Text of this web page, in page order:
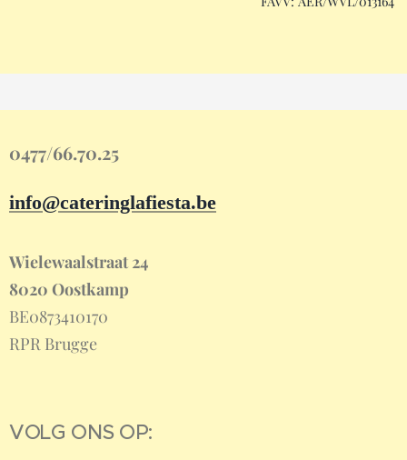
0477/66.70.25
info@cateringlafiesta.be
Wielewaalstraat 24
8020 Oostkamp
BE0873410170
RPR Brugge
VOLG ONS OP: